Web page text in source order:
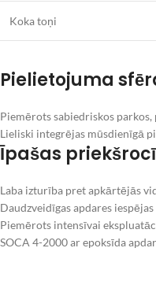
Koka toņi
Pielietojuma
Piemērots sabiedriskos
Lieliski integrējas mūsdienīgā
Īpašas
Laba izturība pret apkārtējās
Daudzveidīgas apdares
Piemērots intensīvai
SOCA 4-2000 ar epoksīda